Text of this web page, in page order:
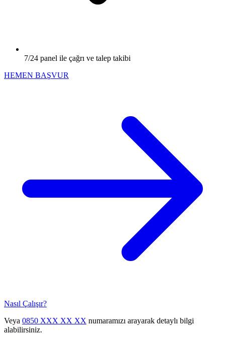
7/24 panel ile çağrı ve talep takibi
HEMEN BAŞVUR
Nasıl Çalışır?
Veya 0850 XXX XX XX numaramızı arayarak detaylı bilgi
alabilirsiniz.